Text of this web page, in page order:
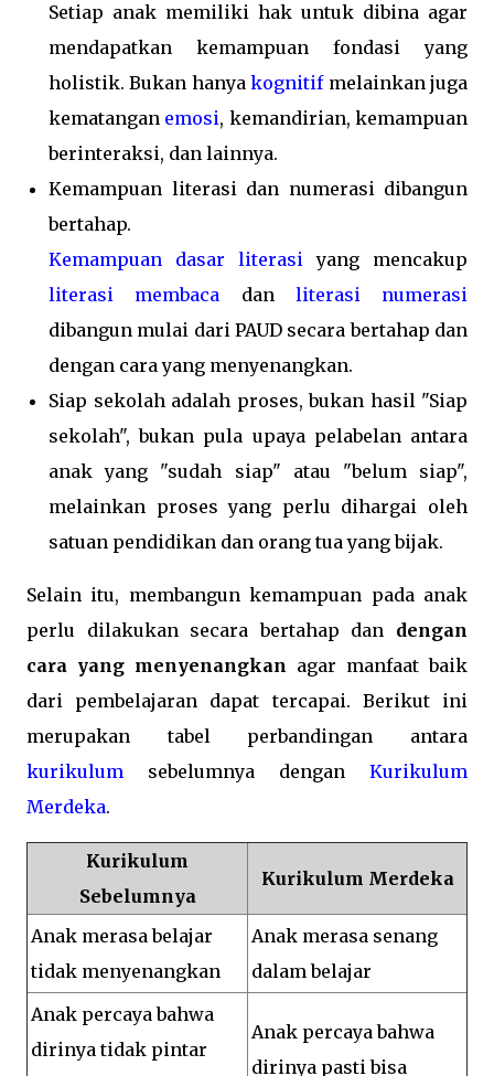
Setiap anak memiliki hak untuk dibina agar
mendapatkan kemampuan fondasi yang
holistik. Bukan hanyakognitifmelainkan juga
kematangan emosi, kemandirian, kemampuan
berinteraksi, dan lainnya.
Kemampuan literasi dan numerasi dibangun
bertahap.
Kemampuan dasar literasi yang mencakup
literasi membaca dan literasi numerasi
dibangun mulai dari PAUD secara bertahap dan
dengan cara yang menyenangkan.
Siap sekolah adalah proses, bukan hasil "Siap
sekolah", bukan pula upaya pelabelan antara
anak yang "sudah siap" atau "belum siap",
melainkan proses yang perlu dihargai oleh
satuan pendidikan dan orang tua yang bijak.
Selain itu, membangun kemampuan pada anak
perlu dilakukan secara bertahap dan dengan
cara yang menyenangkan agar manfaat baik
dari pembelajaran dapat tercapai. Berikut ini
merupakan tabel perbandingan antara
kurikulum sebelumnya dengan Kurikulum
Merdeka.
Kurikulum
Sebelumnya
Kurikulum Merdeka
Anak merasa belajar
tidak menyenangkan
Anak merasa senang
dalam belajar
Anak percaya bahwa
dirinya tidak pintar
Anak percaya bahwa
dirinya pasti bisa